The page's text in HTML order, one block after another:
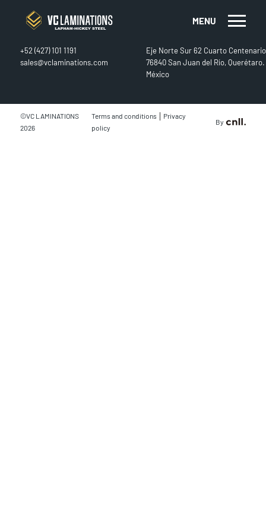
MENU
CONTACT
+52 (427) 101 1191
sales@vclaminations.com
Eje Norte Sur 62 Cuarto Centenario
76840 San Juan del Río, Querétaro.
México
©VC LAMINATIONS
2026
Terms and conditions | Privacy
policy
By